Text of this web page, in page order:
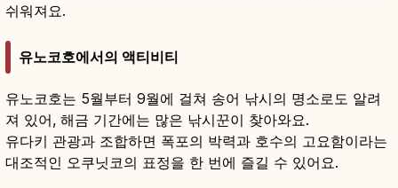
쉬워져요.
유노코호에서의 액티비티
유노코호는 5월부터 9월에 걸쳐 송어 낚시의 명소로도 알려
져 있어, 해금 기간에는 많은 낚시꾼이 찾아와요.
유다키 관광과 조합하면 폭포의 박력과 호수의 고요함이라는
대조적인 오쿠닛코의 표정을 한 번에 즐길 수 있어요.